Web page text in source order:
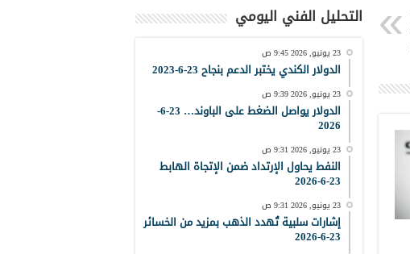
التحليل الفني اليومي
23 يونيو, 2026 9:45 ص
الدولار الكندي يختبر الدعم بنجاح 23-6-2023
23 يونيو, 2026 9:39 ص
الدولار يواصل الضغط على الباوند… 23-6-
2026
23 يونيو, 2026 9:31 ص
النفط يحاول الإرتداد ضمن الإتجاة الهابط
23-6-2026
23 يونيو, 2026 9:31 ص
إشارات سلبية تُهدد الذهب بمزيد من الخسائر
23-6-2026